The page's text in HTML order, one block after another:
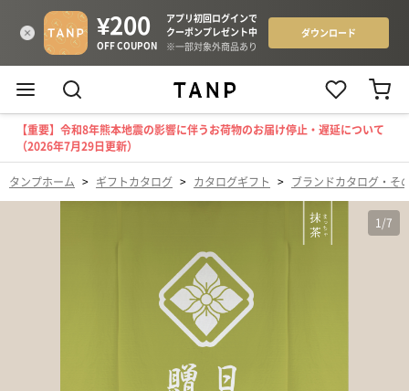
【重要】令和8年熊本地震の影響に伴うお荷物のお届け停止・遅延について
（2026年7月29日更新）
タンプホーム > ギフトカタログ > カタログギフト > ブランドカタログ・そ
1 /7